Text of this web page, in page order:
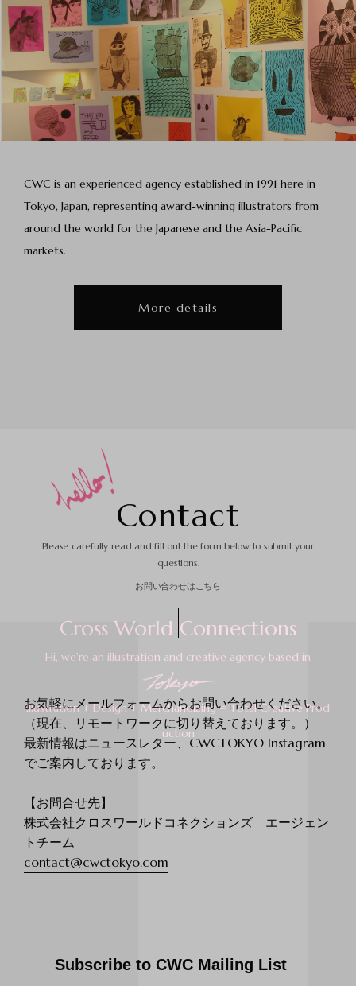
CWC is an experienced agency established in 1991 here in
Tokyo, Japan, representing award-winning illustrators from
around the world for the Japanese and the Asia-Pacific
markets.
More details
Contact
Please carefully read and fill out the form below to submit your
questions.
お問い合わせはこちら
お気軽にメールフォームからお問い合わせください。
（現在、リモートワークに切り替えております。）
最新情報はニュースレター、CWCTOKYO Instagram
でご案内しております。
【お問合せ先】
株式会社クロスワールドコネクションズ エージェン
トチーム
contact@cwctokyo.com
Subscribe to CWC Mailing List